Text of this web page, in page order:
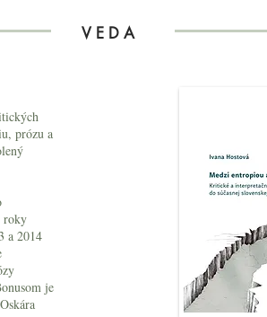
V E D A
prózu a
roky
a 2014
je